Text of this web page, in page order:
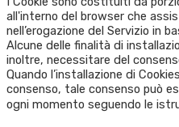
presso il fornitore,
in contrassegno
all'interno del browser che
nell’erogazione del Servizio in
Alcune delle finalità di
inoltre, necessitare del
Quando l’installazione di
consenso, tale consenso può
ogni momento seguendo le